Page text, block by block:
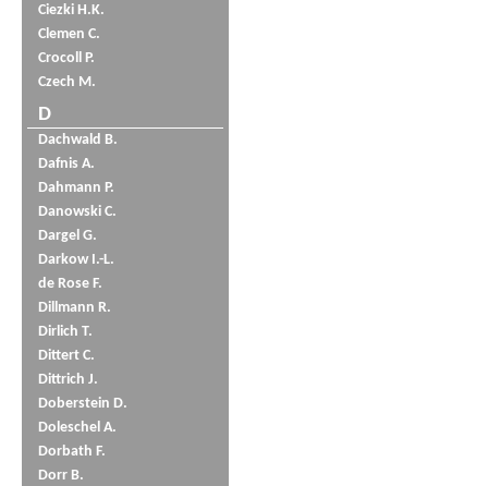
Ciezki H.K.
Clemen C.
Crocoll P.
Czech M.
D
Dachwald B.
Dafnis A.
Dahmann P.
Danowski C.
Dargel G.
Darkow I.-L.
de Rose F.
Dillmann R.
Dirlich T.
Dittert C.
Dittrich J.
Doberstein D.
Doleschel A.
Dorbath F.
Dorr B.